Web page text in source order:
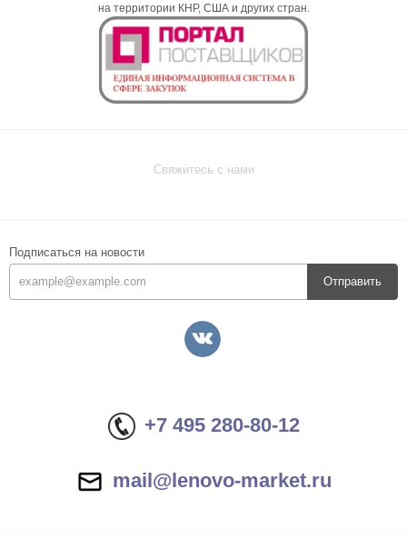
на территории КНР, США и других стран.
Свяжитесь с нами
Подписаться на новости
Отправить
+7 495 280-80-12
mail@lenovo-market.ru